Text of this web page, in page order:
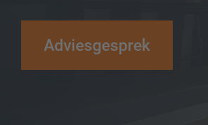
Adviesgesprek